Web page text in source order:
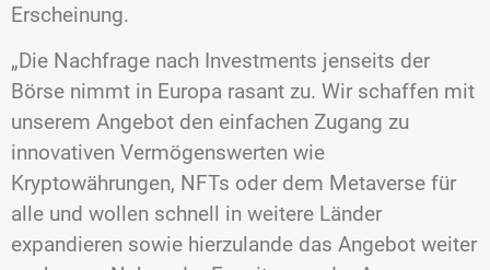
Erscheinung.
„Die Nachfrage nach Investments jenseits der
Börse nimmt in Europa rasant zu. Wir schaffen mit
unserem Angebot den einfachen Zugang zu
innovativen Vermögenswerten wie
Kryptowährungen, NFTs oder dem Metaverse für
alle und wollen schnell in weitere Länder
expandieren sowie hierzulande das Angebot weiter